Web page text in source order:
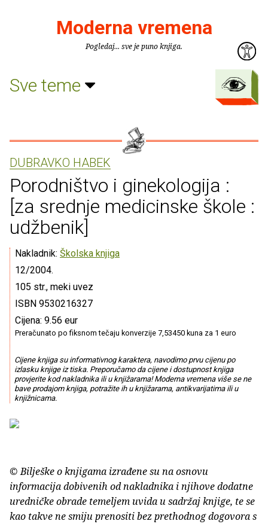
Moderna vremena
Pogledaj... sve je puno knjiga.
Sve teme
DUBRAVKO HABEK
Porodništvo i ginekologija :
[za srednje medicinske škole :
udžbenik]
Nakladnik: Školska knjiga
12/2004.
105 str., meki uvez
ISBN 9530216327
Cijena: 9.56 eur
Preračunato po fiksnom tečaju konverzije 7,53450 kuna za 1 euro
Cijene knjiga su informativnog karaktera, navodimo prvu cijenu po
izlasku knjige iz tiska. Preporučamo da cijene i dostupnost knjiga
provjerite kod nakladnika ili u knjižarama! Moderna vremena više se ne
bave prodajom knjiga, potražite ih u knjižarama, antikvarijatima ili u
knjižnicama.
© Bilješke o knjigama izrađene su na osnovu
informacija dobivenih od nakladnika i njihove dodatne
uredničke obrade temeljem uvida u sadržaj knjige, te se
kao takve ne smiju prenositi bez prethodnog dogovora s